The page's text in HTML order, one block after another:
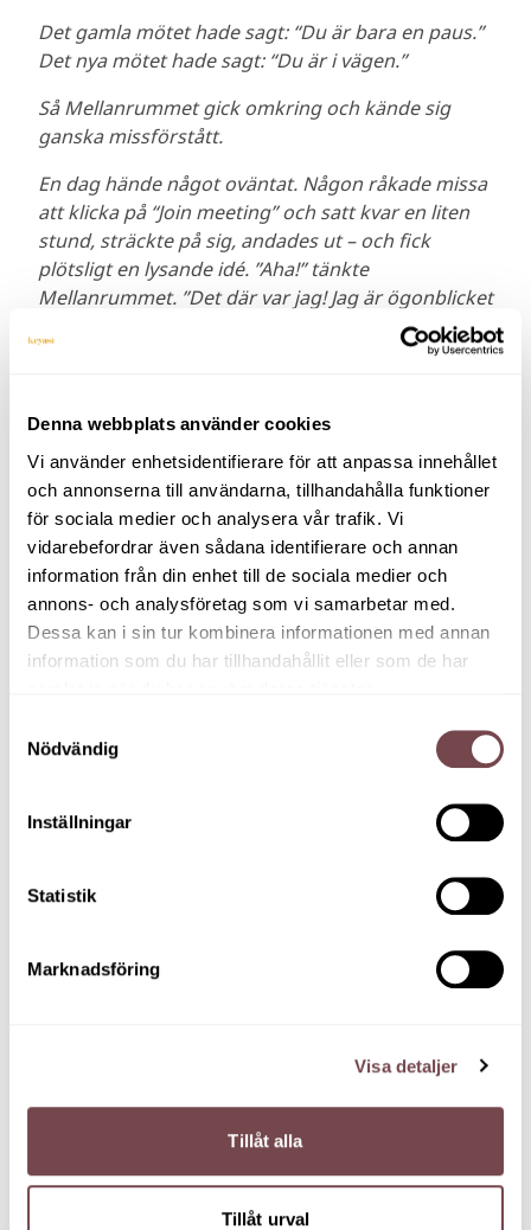
Denna webbplats använder cookies
Vi använder enhetsidentifierare för att anpassa innehållet
och annonserna till användarna, tillhandahålla funktioner
för sociala medier och analysera vår trafik. Vi
vidarebefordrar även sådana identifierare och annan
information från din enhet till de sociala medier och
annons- och analysföretag som vi samarbetar med.
Dessa kan i sin tur kombinera informationen med annan
information som du har tillhandahållit eller som de har
Nödvändig
Inställningar
Statistik
Marknadsföring
Visa detaljer
Tillåt alla
Tillåt urval
Det gamla mötet hade sagt: “Du är bara en paus.”
Det nya mötet hade sagt: “Du är i vägen.”
Så Mellanrummet gick omkring och kände sig
ganska missförstått.
En dag hände något oväntat. Någon råkade missa
att klicka på “Join meeting” och satt kvar en liten
stund, sträckte på sig, andades ut – och fick
plötsligt en lysande idé. ”Aha!” tänkte
Mellanrummet. ”Det där var jag! Jag är ögonblicket
annan till att dricka kaffe utan stress. En tredje
insåg att hen faktiskt behövde prata med en
kollega – och gjorde det. Till slut kallades
Mellanrummet för ”den smartaste tiden på
dagen”. Själv stod Mellanrummet mest och
skrockade nöjt. ”Jag sa ju det. Jag är inte tom. Jag
är bara full av möjligheter.”
Troligen känner du igen dig i berättelsen om
Vad är ett mellanrum?
aktiviteter och människor – där inget är fullt
Det kan vara tillfället mellan två olika möten
Det kan vara tiden mellan ett beslut och
Det kan vara utrymmet mellan kartbilden som
visar vart vi ska, och de insatser vi ska göra
I organisationsutveckling kan mellanrum handla
om det som finns mellan systemen: relationer,